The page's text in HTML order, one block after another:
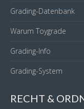
Grading-Datenbank
Warum Toygrade
Grading-Info
Grading-System
RECHT &